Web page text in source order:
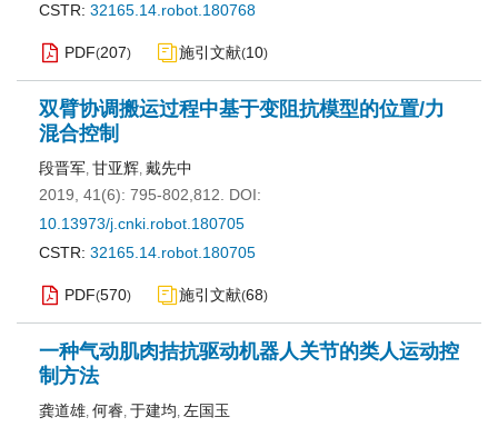
CSTR: 32165.14.robot.180768
PDF(207) 施引文献(10)
双臂协调搬运过程中基于变阻抗模型的位置/力
混合控制
段晋军, 甘亚辉, 戴先中
2019, 41(6): 795-802,812.
DOI:
10.13973/j.cnki.robot.180705
CSTR: 32165.14.robot.180705
PDF(570) 施引文献(68)
一种气动肌肉拮抗驱动机器人关节的类人运动控
制方法
龚道雄, 何睿, 于建均, 左国玉